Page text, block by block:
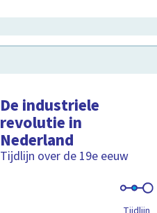
De industriele
revolutie in
Nederland
Tijdlijn over de 19e eeuw